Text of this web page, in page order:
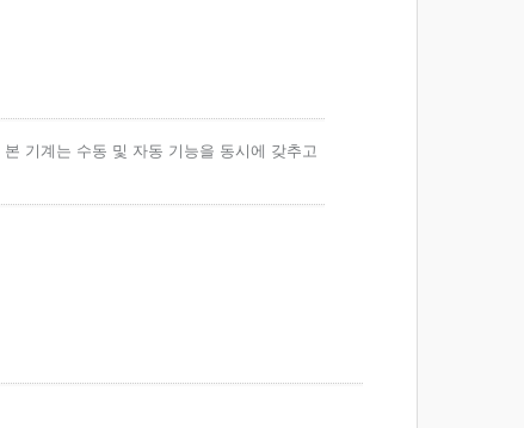
기계는 수동 및 자동 기능을 동시에 갖추고